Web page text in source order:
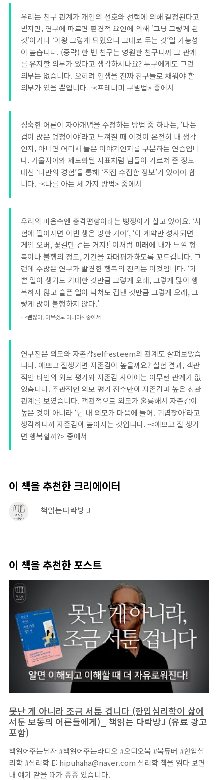
우리는 친구 관계가 개인의 선호와 선택에 의해 결정된다고
믿지만, 연구에 따르면 환경적 요인에 의해 ‘그냥 그렇게 된
것’이거나 ‘이왕 그렇게 되었으니 그대로 두는 것’일 가능성
이 높습니다. (중략) 한 번 친구는 영원한 친구니까 그 관계
를 유지할 의무가 있다고 생각하시나요? 누구에게도 그런
의무는 없습니다. 오히려 인생을 진짜 친구들로 채워야 할
의무가 있을 뿐입니다. -<프레너미 구별법> 중에서
성숙한 어른이 자아개념을 수정하는 방법 중 하나는, ‘나는
겁이 많은 멍청이야’라고 느껴질 때 이것이 온전히 내 생각
인지, 아니면 어디서 들은 이야기인지를 구분하는 연습입니
다. 거울자아와 제도화된 지표처럼 남들이 가르쳐 준 정보
대신 ‘나만의 경험’을 통해 ‘직접 수집한 정보’가 있어야 합
니다. -<나를 아는 세 가지 방법> 중에서
우리의 마음속엔 충격편향이라는 뻥쟁이가 살고 있어요. ‘시
험에 떨어지면 이번 생은 망한 거야’, ‘이 계약만 성사되면
게임 오버, 꽃길만 걷는 거지!’ 이처럼 미래에 내가 느낄 행
복이나 불행의 정도, 기간을 과대평가하도록 꼬드깁니다. 그
런데 수많은 연구가 발견한 행복의 진리는 이것입니다. ‘기
쁜 일이 생겨도 기대한 것만큼 그렇게 오래, 그렇게 많이 행
복하지 않고 슬픈 일이 닥쳐도 겁낸 것만큼 그렇게 오래, 그
렇게 많이 불행하지 않다.’
- <괜찮아, 아무것도 아니야> 중에서
연구진은 외모와 자존감self-esteem의 관계도 살펴보았습
니다. 예쁘고 잘생기면 자존감이 높을까요? 실험 결과, 객관
적인 타인의 외모 평가와 자존감 사이에는 아무런 관계가 없
었습니다. 주관적인 외모 평가 점수만이 자존감과 높은 상관
관계를 보였습니다. 객관적으로 외모가 훌륭해서 자존감이
높은 것이 아니라 ‘난 내 외모가 마음에 들어. 귀엽잖아’라고
생각하니까 자존감이 높아지는 것입니다. -<예쁘고 잘 생기
면 행복할까?> 중에서
이 책을 추천한 크리에이터
책읽는다락방 J
이 책을 추천한 포스트
못난 게 아니라 조금 서툰 겁니다 (한입심리학이 삶에
서툰 보통의 어른들에게)_ 책읽는 다락방J (유료 광고
포함)
책읽어주는남자 #책읽어주는라디오 #오디오북 #북튜버 #한입심
리학 #심리학 E: hipuhaha@naver.com 심리학 책을 읽다 보면
내 얘기 같을 때가 종종 있습니다.